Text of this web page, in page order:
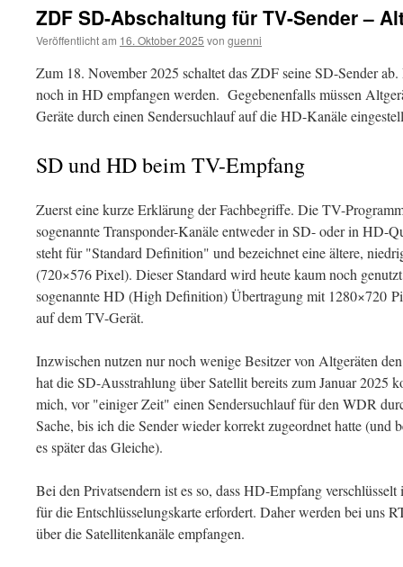
ZDF SD-Abschaltung für TV-Sender –
Veröffentlicht am 16. Oktober 2025 von guenni
Zum 18. November 2025 schaltet das ZDF seine SD-Sender
noch in HD empfangen werden. Gegebenenfalls müssen
Geräte durch einen Sendersuchlauf auf die HD-Kanäle
SD und HD beim TV-Empfang
Zuerst eine kurze Erklärung der Fachbegriffe. Die TV-
sogenannte Transponder-Kanäle entweder in SD- oder in HD-
steht für "Standard Definition" und bezeichnet eine ältere,
(720×576 Pixel). Dieser Standard wird heute kaum noch
sogenannte HD (High Definition) Übertragung mit 1280×720
auf dem TV-Gerät.
Inzwischen nutzen nur noch wenige Besitzer von Altgeräten
hat die SD-Ausstrahlung über Satellit bereits zum Januar 2025
mich, vor "einiger Zeit" einen Sendersuchlauf für den WDR
Sache, bis ich die Sender wieder korrekt zugeordnet hatte (und
es später das Gleiche).
Bei den Privatsendern ist es so, dass HD-Empfang
für die Entschlüsselungskarte erfordert. Daher werden bei uns
über die Satellitenkanäle empfangen.